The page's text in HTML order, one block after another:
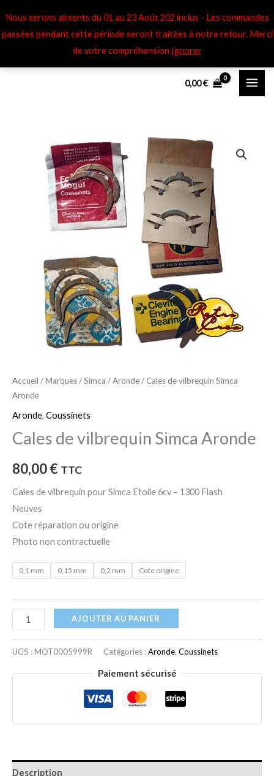
Nous serons absents du 01 au 23 Août 202 inclus - Les commandes
passées pendant cette période seront traitées à notre retour​. Merci
de votre compréhension Ignorer
au
contenu
0,00€
Accueil /Marques/Simca /Aronde/ Cales de vilbrequin Simca
Aronde
Aronde, Coussinets
Cales de vilbrequin Simca Aronde
80,00€ TTC
Cales de vilbrequin pour Simca Etoile 6cv – 1300 Flash
Neuves
Cote réparation ou origine
Photo non contractuelle
0,1 mm 0,15 mm 0,2 mm Cote origine
AJOUTER AU PANIER
UGS :MOT0005999R Catégories :Aronde, Coussinets
Paiement sécurisé
Description